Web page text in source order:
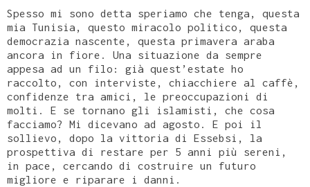
Spesso mi sono detta speriamo che tenga, questa
mia Tunisia, questo miracolo politico, questa
democrazia nascente, questa primavera araba
ancora in fiore. Una situazione da sempre
appesa ad un filo: già quest’estate ho
raccolto, con interviste, chiacchiere al caffè,
confidenze tra amici, le preoccupazioni di
molti. E se tornano gli islamisti, che cosa
facciamo? Mi dicevano ad agosto. E poi il
sollievo, dopo la vittoria di Essebsi, la
prospettiva di restare per 5 anni più sereni,
in pace, cercando di costruire un futuro
migliore e riparare i danni.